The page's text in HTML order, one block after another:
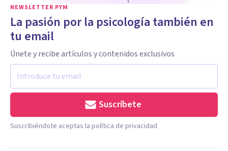
NEWSLETTER PYM
La pasión por la psicología también en
tu email
Únete y recibe artículos y contenidos exclusivos
Suscríbete
Suscribiéndote aceptas la política de privacidad